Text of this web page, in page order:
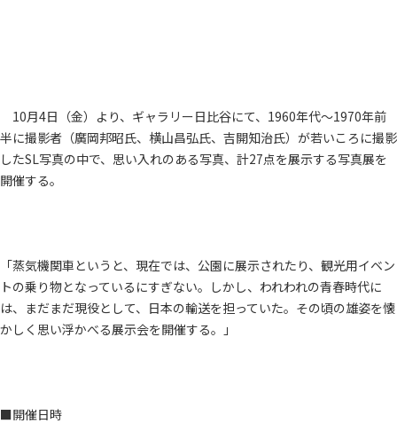
10月4日（金）より、ギャラリー日比谷にて、1960年代～1970年前
半に撮影者（廣岡邦昭氏、横山昌弘氏、吉開知治氏）が若いころに撮影
したSL写真の中で、思い入れのある写真、計27点を展示する写真展を
開催する。
「蒸気機関車というと、現在では、公園に展示されたり、観光用イベン
トの乗り物となっているにすぎない。しかし、われわれの青春時代に
は、まだまだ現役として、日本の輸送を担っていた。その頃の雄姿を懐
かしく思い浮かべる展示会を開催する。」
■開催日時